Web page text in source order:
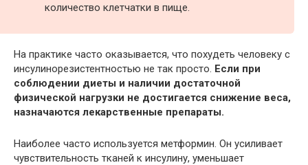
количество клетчатки в пище.
На практике часто оказывается, что похудеть человеку с
инсулинорезистентностью не так просто. Если при
соблюдении диеты и наличии достаточной
физической нагрузки не достигается снижение веса,
назначаются лекарственные препараты.
Наиболее часто используется метформин. Он усиливает
чувствительность тканей к инсулину, уменьшает